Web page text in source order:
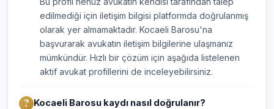
edilmediği için iletişim bilgisi platformda doğrulanmış
olarak yer almamaktadır. Kocaeli Barosu'na
başvurarak avukatın iletişim bilgilerine ulaşmanız
mümkündür. Hızlı bir çözüm için aşağıda listelenen
aktif avukat profillerini de inceleyebilirsiniz.
Kocaeli Barosu kaydı nasıl doğrulanır?